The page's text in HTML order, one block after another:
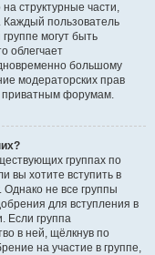
структурные части,
пользователь
могут быть
облегчает
большому
модераторских прав
приватным форумам.
группах по
вы хотите вступить в
не все группы
для вступления в
Если группа
в ней, щёлкнув по
на участие в группе,